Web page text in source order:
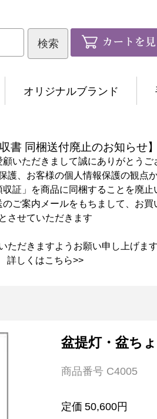
オリジナルブランド
書 同梱送付廃止のお知らせ】
いただきまして誠にありがとうご
護、お客様の個人情報保護の観点
証」を商品に同梱することを廃止
ご案内メールをもちまして、お買
とさせていただきます
ただきますようお願い申し上げます
詳しくはこちら>>
盆提灯・盆ち
商品番号 C4005
定価 50,600